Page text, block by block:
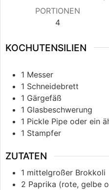
PORTIONEN
4
KOCHUTENSILIEN
1 Messer
1 Schneidebrett
1 Gärgefäß
1 Glasbeschwerung
1 Pickle Pipe oder ein
1 Stampfer
ZUTATEN
1 mittelgroßer Brokkoli
2 Paprika (rote, gelbe